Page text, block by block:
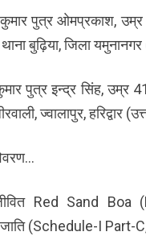
पुत्र ओमप्रकाश, उम्र
बुढ़िया, जिला यमुनानगर
पुत्र इन्द्र सिंह, उम्र 41
ज्वालापुर, हरिद्वार
Red Sand Boa
(Schedule-I Part-